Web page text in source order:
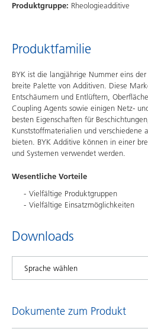
Produktgruppe: Rheologieadditive
Produktfamilie
BYK ist die langjährige Nummer eins
breite Palette von Additiven. Diese
Entschäumern und Entlüftern,
Coupling Agents sowie einigen Netz-
besten Eigenschaften für
Kunststoffmaterialien und verschiedene
bieten. BYK Additive können in einer
und Systemen verwendet werden.
Wesentliche Vorteile
Vielfältige Produktgruppen
Vielfältige Einsatzmöglichkeiten
Downloads
Dokumente zum Produkt